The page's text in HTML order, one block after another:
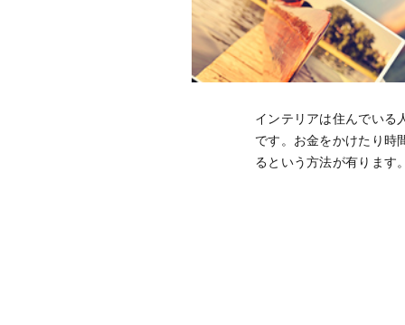
インテリアは住んでいる
です。お金をかけたり時
るという方法が有ります